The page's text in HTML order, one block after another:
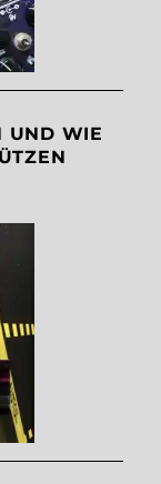
UND WIE